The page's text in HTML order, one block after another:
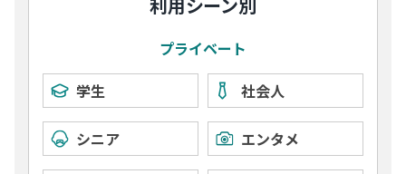
プライベート
学生
社会人
シニア エンタメ